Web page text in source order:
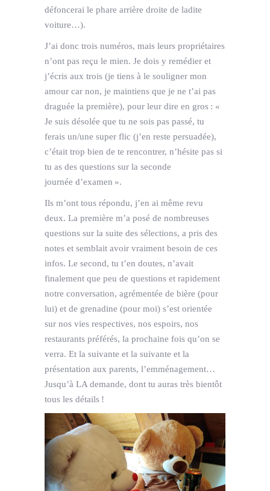
défoncerai le phare arrière droite de ladite
voiture…).
J’ai donc trois numéros, mais leurs propriétaires
n’ont pas reçu le mien. Je dois y remédier et
j’écris aux trois (je tiens à le souligner mon
amour car non, je maintiens que je ne t’ai pas
draguée la première), pour leur dire en gros : «
Je suis désolée que tu ne sois pas passé, tu
ferais un/une super flic (j’en reste persuadée),
c’était trop bien de te rencontrer, n’hésite pas si
tu as des questions sur la seconde
journée d’examen ».
Ils m’ont tous répondu, j’en ai même revu
deux. La première m’a posé de nombreuses
questions sur la suite des sélections, a pris des
notes et semblait avoir vraiment besoin de ces
infos. Le second, tu t’en doutes, n’avait
finalement que peu de questions et rapidement
notre conversation, agrémentée de bière (pour
lui) et de grenadine (pour moi) s’est orientée
sur nos vies respectives, nos espoirs, nos
restaurants préférés, la prochaine fois qu’on se
verra. Et la suivante et la suivante et la
présentation aux parents, l’emménagement…
Jusqu’à LA demande, dont tu auras très bientôt
tous les détails !